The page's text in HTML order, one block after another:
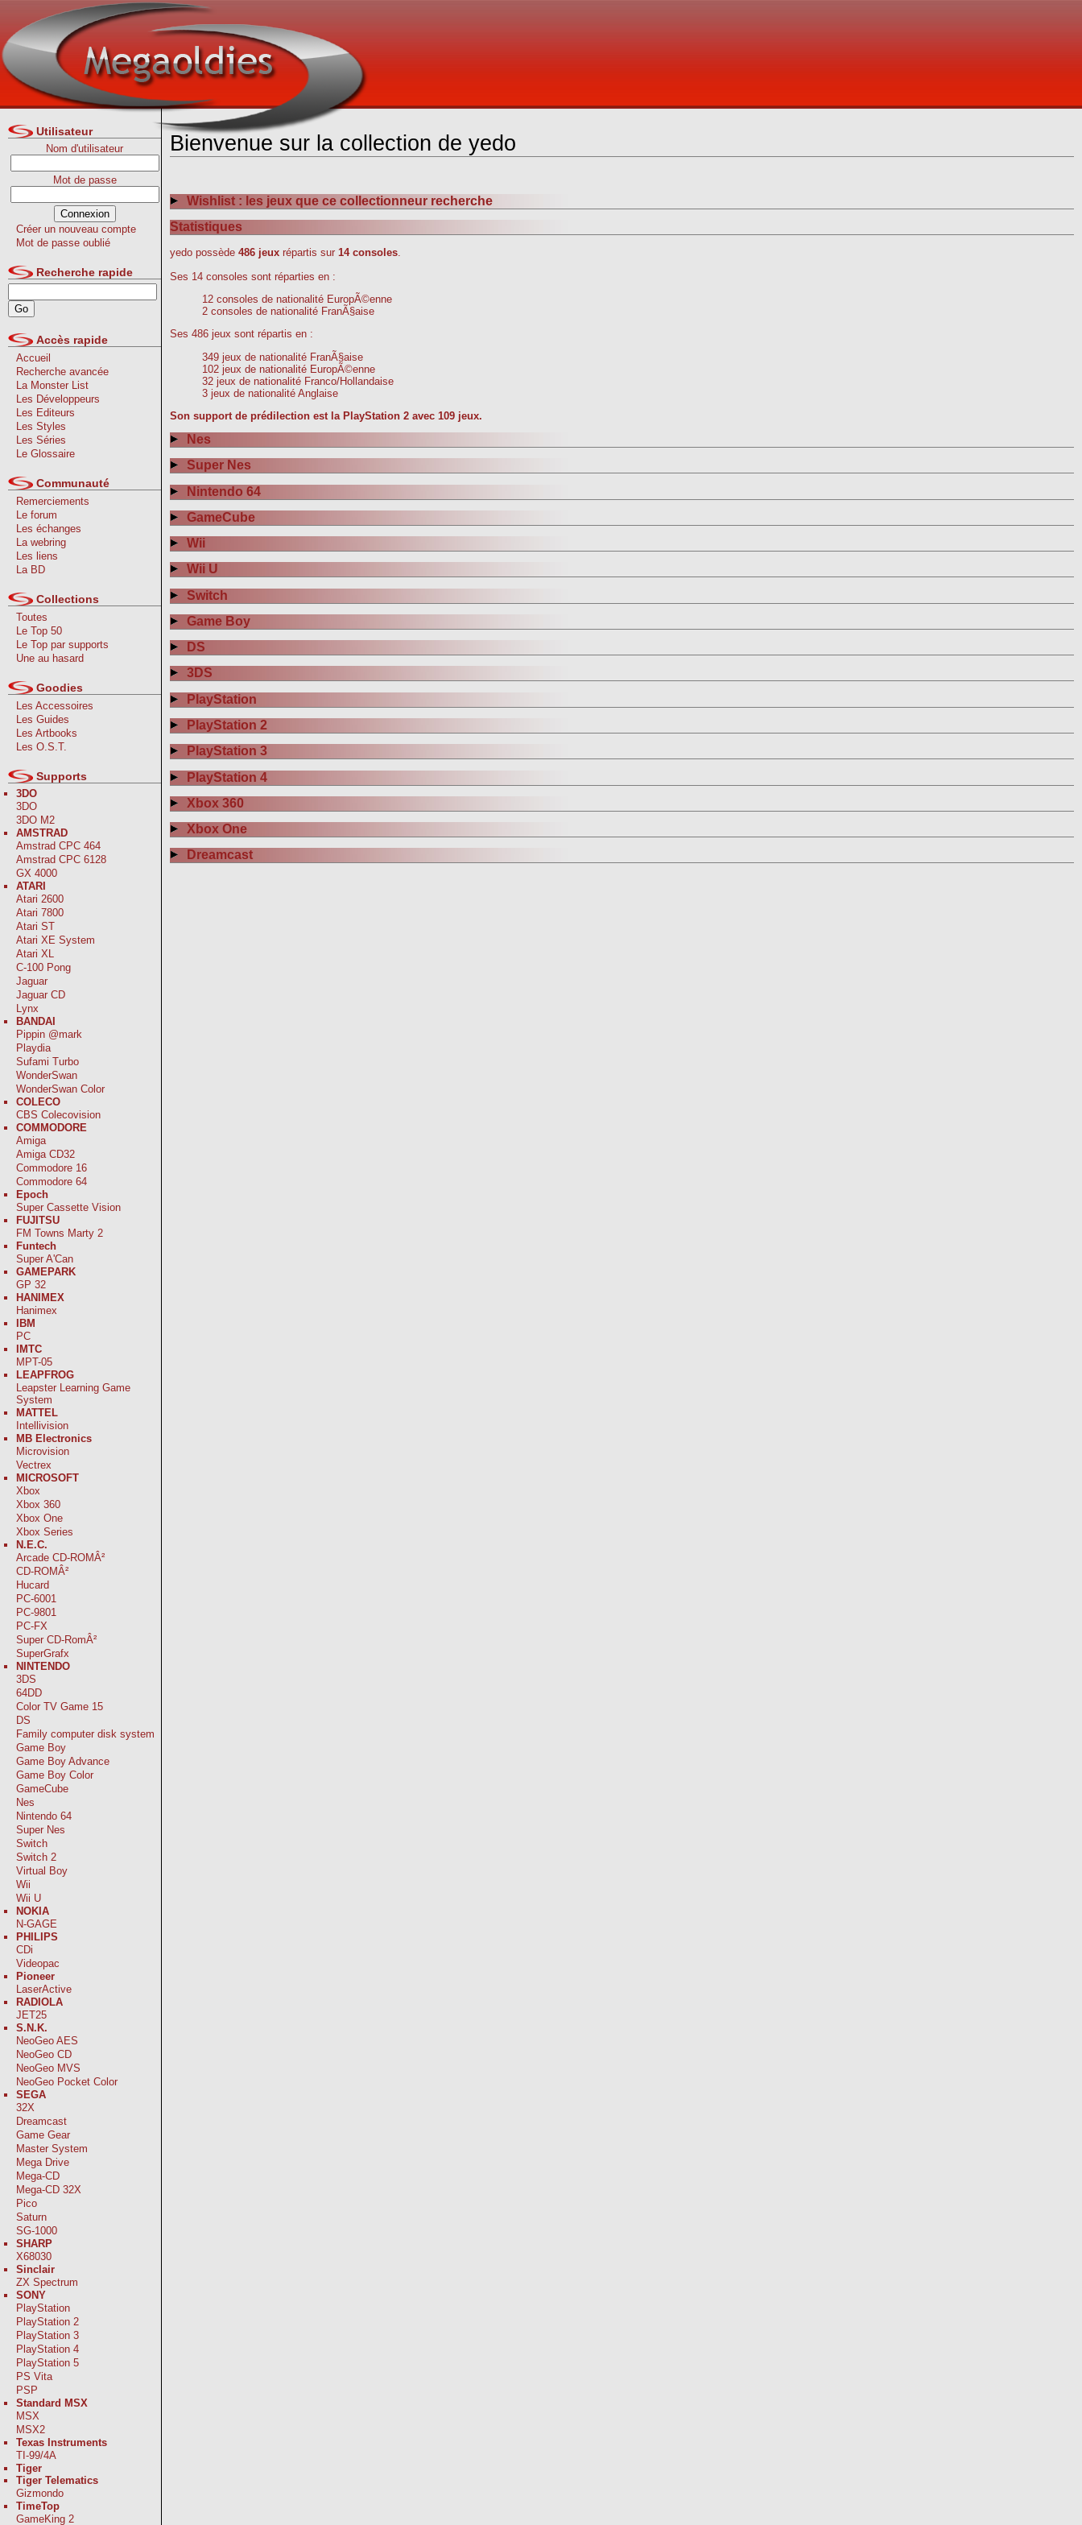
Utilisateur
Nom d'utilisateur
Mot de passe
Créer un nouveau compte
Mot de passe oublié
Recherche rapide
Accès rapide
Accueil
Recherche avancée
La Monster List
Les Développeurs
Les Editeurs
Les Styles
Les Séries
Le Glossaire
Communauté
Remerciements
Le forum
Les échanges
La webring
Les liens
La BD
Collections
Toutes
Le Top 50
Le Top par supports
Une au hasard
Goodies
Les Accessoires
Les Guides
Les Artbooks
Les O.S.T.
Supports
3DO
3DO
3DO M2
AMSTRAD
Amstrad CPC 464
Amstrad CPC 6128
GX 4000
ATARI
Atari 2600
Atari 7800
Atari ST
Atari XE System
Atari XL
C-100 Pong
Jaguar
Jaguar CD
Lynx
BANDAI
Pippin @mark
Playdia
Sufami Turbo
WonderSwan
WonderSwan Color
COLECO
CBS Colecovision
COMMODORE
Amiga
Amiga CD32
Commodore 16
Commodore 64
Epoch
Super Cassette Vision
FUJITSU
FM Towns Marty 2
Funtech
Super A'Can
GAMEPARK
GP 32
HANIMEX
Hanimex
IBM
PC
IMTC
MPT-05
LEAPFROG
Leapster Learning Game
System
MATTEL
Intellivision
MB Electronics
Microvision
Vectrex
MICROSOFT
Xbox
Xbox 360
Xbox One
Xbox Series
N.E.C.
Arcade CD-ROMÂ²
CD-ROMÂ²
Hucard
PC-6001
PC-9801
PC-FX
Super CD-RomÂ²
SuperGrafx
NINTENDO
3DS
64DD
Color TV Game 15
DS
Family computer disk system
Game Boy
Game Boy Advance
Game Boy Color
GameCube
Nes
Nintendo 64
Super Nes
Switch
Switch 2
Virtual Boy
Wii
Wii U
NOKIA
N-GAGE
PHILIPS
CDi
Videopac
Pioneer
LaserActive
RADIOLA
JET25
S.N.K.
NeoGeo AES
NeoGeo CD
NeoGeo MVS
NeoGeo Pocket Color
SEGA
32X
Dreamcast
Game Gear
Master System
Mega Drive
Mega-CD
Mega-CD 32X
Pico
Saturn
SG-1000
SHARP
X68030
Sinclair
ZX Spectrum
SONY
PlayStation
PlayStation 2
PlayStation 3
PlayStation 4
PlayStation 5
PS Vita
PSP
Standard MSX
MSX
MSX2
Texas Instruments
TI-99/4A
Tiger
Tiger Telematics
Gizmondo
TimeTop
GameKing 2
Bienvenue sur la collection de yedo
Wishlist : les jeux que ce collectionneur recherche
Statistiques
yedo possède 486 jeux répartis sur 14 consoles
Ses 14 consoles sont réparties en :
12 consoles de nationalité EuropÃ©enne
2 consoles de nationalité FranÃ§aise
Ses 486 jeux sont répartis en :
349 jeux de nationalité FranÃ§aise
102 jeux de nationalité EuropÃ©enne
32 jeux de nationalité Franco/Hollandaise
3 jeux de nationalité Anglaise
Son support de prédilection est la PlayStation 2 avec 109 jeux.
Nes
Super Nes
Nintendo 64
GameCube
Wii
Wii U
Switch
Game Boy
DS
3DS
PlayStation
PlayStation 2
PlayStation 3
PlayStation 4
Xbox 360
Xbox One
Dreamcast